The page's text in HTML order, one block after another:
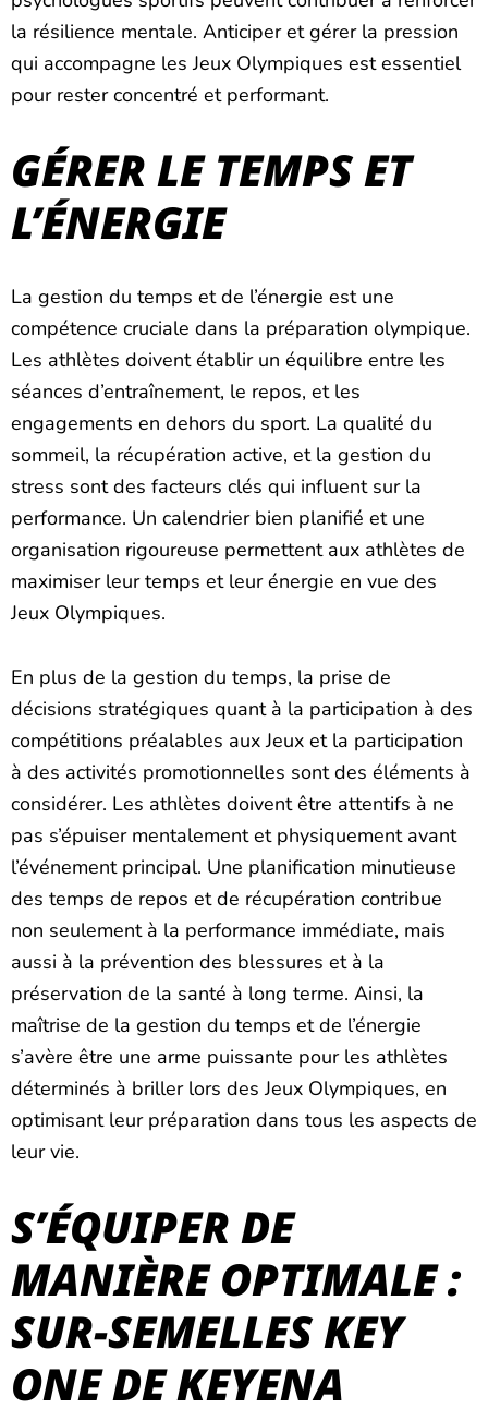
la résilience mentale. Anticiper et gérer la pression
qui accompagne les Jeux Olympiques est essentiel
pour rester concentré et performant.
GÉRER LE TEMPS ET
L’ÉNERGIE
La gestion du temps et de l’énergie est une
compétence cruciale dans la préparation olympique.
Les athlètes doivent établir un équilibre entre les
séances d’entraînement, le repos, et les
engagements en dehors du sport. La qualité du
sommeil, la récupération active, et la gestion du
stress sont des facteurs clés qui influent sur la
performance. Un calendrier bien planifié et une
organisation rigoureuse permettent aux athlètes de
maximiser leur temps et leur énergie en vue des
Jeux Olympiques.
En plus de la gestion du temps, la prise de
décisions stratégiques quant à la participation à des
compétitions préalables aux Jeux et la participation
à des activités promotionnelles sont des éléments à
considérer. Les athlètes doivent être attentifs à ne
pas s’épuiser mentalement et physiquement avant
l’événement principal. Une planification minutieuse
des temps de repos et de récupération contribue
non seulement à la performance immédiate, mais
aussi à la prévention des blessures et à la
préservation de la santé à long terme. Ainsi, la
maîtrise de la gestion du temps et de l’énergie
s’avère être une arme puissante pour les athlètes
déterminés à briller lors des Jeux Olympiques, en
optimisant leur préparation dans tous les aspects de
leur vie.
S’ÉQUIPER DE
MANIÈRE OPTIMALE :
SUR-SEMELLES KEY
ONE DE KEYENA